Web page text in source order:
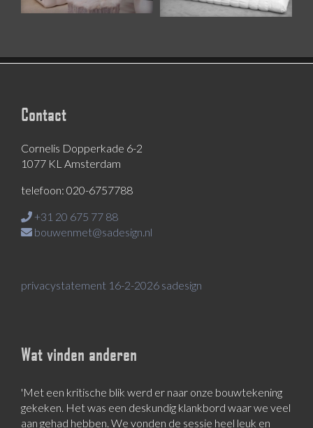
Contact
Cornelis Dopperkade 6-2
1077 KL Amsterdam
telefoon: 020-6757788
+31 20 675 77 88
bouwenmet@sadesign.nl
privacystatement 16-2-2026 sadesign
Wat vinden anderen
'Met een kritische blik werd er naar onze bouwtekening
gekeken. Het was een deskundig klankbord waar we veel
aan gehad hebben. We vonden de sessie heel leuk en